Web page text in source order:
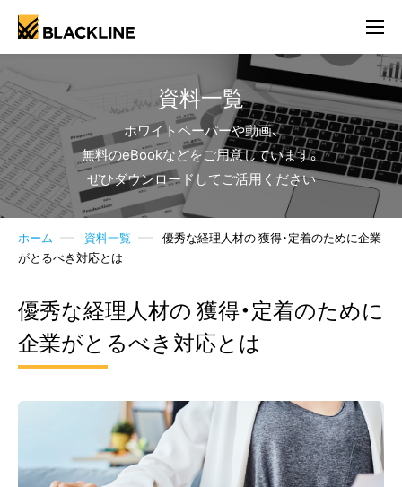
資料一覧
ホワイトペーパーや動画、
無料のeBookなどをご用意しています。
ぜひダウンロードしてご活用ください
ホーム 資料一覧
優秀な経理人材の 獲得・定着のために企業
がとるべき対応とは
優秀な経理人材の 獲得・定着のために
企業がとるべき対応とは